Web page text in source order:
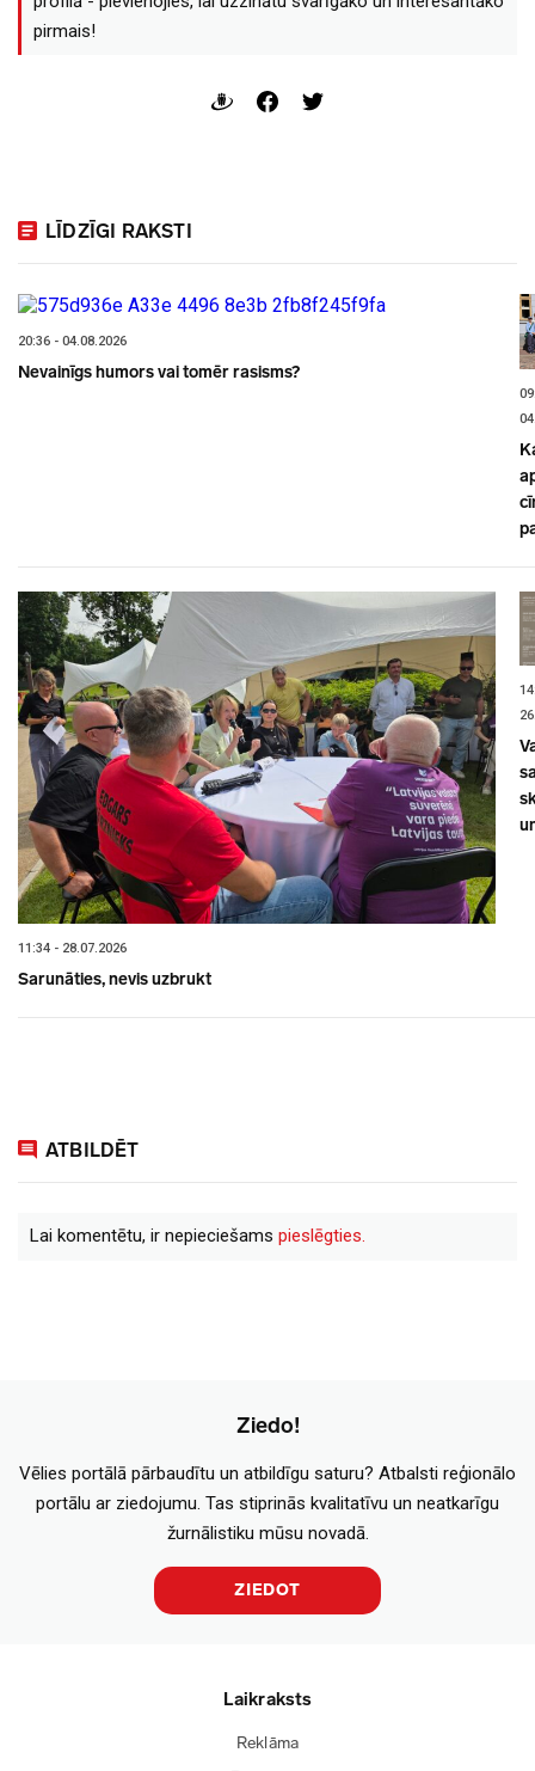
pirmais!
LĪDZĪGI RAKSTI
20:36 - 04.08.2026
Nevainīgs humors vai tomēr rasisms?
11:34 - 28.07.2026
Sarunāties, nevis uzbrukt
ATBILDĒT
Lai komentētu, ir nepieciešams pieslēgties.
Ziedo!
Vēlies portālā pārbaudītu un atbildīgu saturu? Atbalsti reģionālo
portālu ar ziedojumu. Tas stiprinās kvalitatīvu un neatkarīgu
žurnālistiku mūsu novadā.
ZIEDOT
Laikraksts
Reklāma